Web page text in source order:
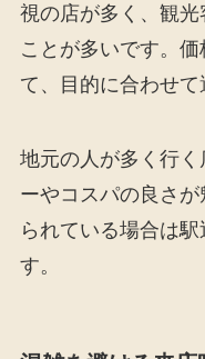
視の店が多く、観
ことが多いです。
て、目的に合わせて
地元の人が多く行
ーやコスパの良さ
られている場合は
す。